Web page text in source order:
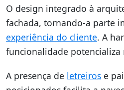
O design integrado à
fachada, tornando-a parte
experiência do cliente. A
funcionalidade potencializa
A presença de letreiros e